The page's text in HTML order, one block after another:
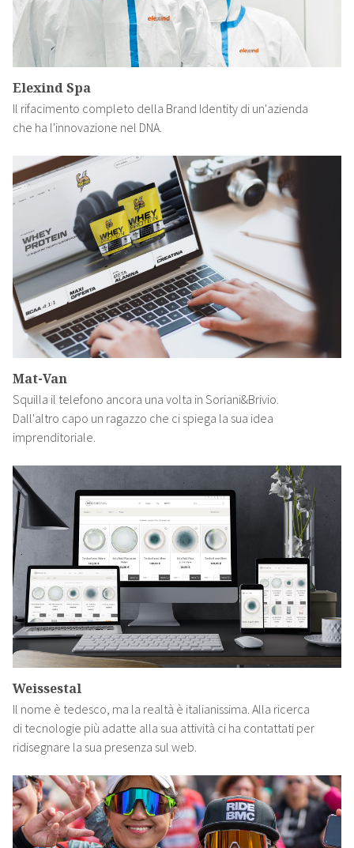
Elexind Spa
Il rifacimento completo della Brand Identity di un'azienda
che ha l'innovazione nel DNA.
Mat-Van
Squilla il telefono ancora una volta in Soriani&Brivio.
Dall'altro capo un ragazzo che ci spiega la sua idea
imprenditoriale.
Weissestal
Il nome è tedesco, ma la realtà è italianissima. Alla ricerca
di tecnologie più adatte alla sua attività ci ha contattati per
ridisegnare la sua presenza sul web.